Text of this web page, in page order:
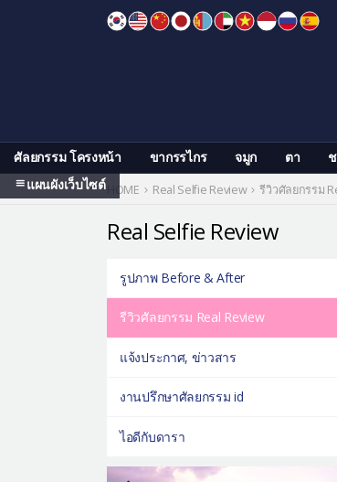
ศัลยกรรม โครงหน้า ขากรรไกร จมูก ตา
แผนผังเว็บไซต์ HOME Real Selfie Review รีวิวศัลยกรรม
Real Selfie Review
รูปภาพ Before & After
รีวิวศัลยกรรม Real Review
แจ้งประกาศ, ข่าวสาร
งานปรึกษาศัลยกรรม id
ไอดีกับดารา